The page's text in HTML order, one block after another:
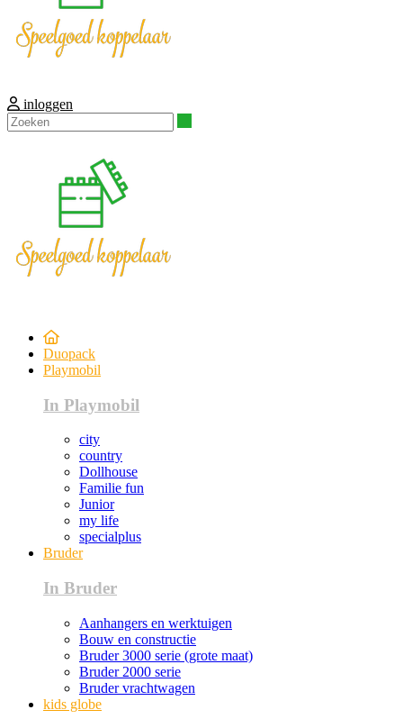
inloggen
Duopack
Playmobil
In Playmobil
city
country
Dollhouse
Familie fun
Junior
my life
specialplus
Bruder
In Bruder
Aanhangers en werktuigen
Bouw en constructie
Bruder 3000 serie (grote maat)
Bruder 2000 serie
Bruder vrachtwagen
kids globe